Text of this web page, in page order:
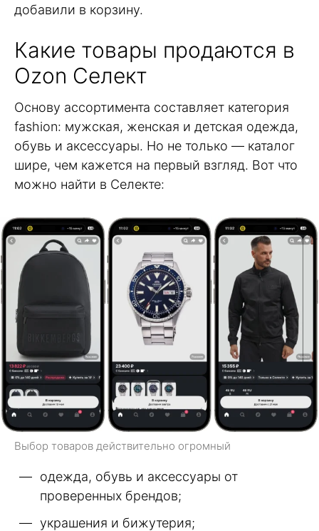
добавили в корзину.
Какие товары продаются в
Ozon Селект
Основу ассортимента составляет категория
fashion: мужская, женская и детская одежда,
обувь и аксессуары. Но не только — каталог
шире, чем кажется на первый взгляд. Вот что
можно найти в Селекте:
Выбор товаров действительно огромный
одежда, обувь и аксессуары от
проверенных брендов;
украшения и бижутерия;